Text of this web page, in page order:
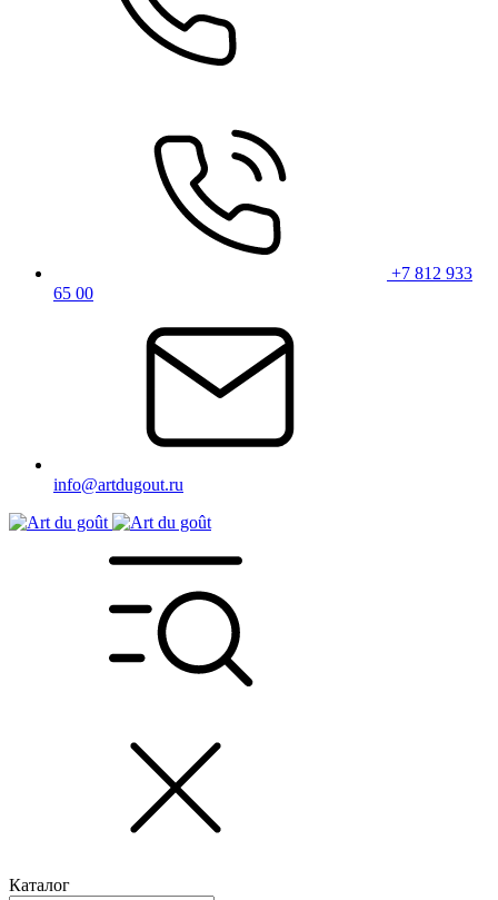
+7 812 933
65 00
info@artdugout.ru
Каталог